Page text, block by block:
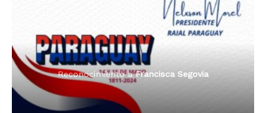
Dama de Oro 2024
Reconocimiento aFrancisca Segovia
Reconocimiento aFrancisca Segovia
Radio Tribuna Abierta
Radio Tribuna Abierta
Radio Oñondivepa Paraguay
Premio Orgullo Paraguayo
Reconocimiento aFrancisca Segovia